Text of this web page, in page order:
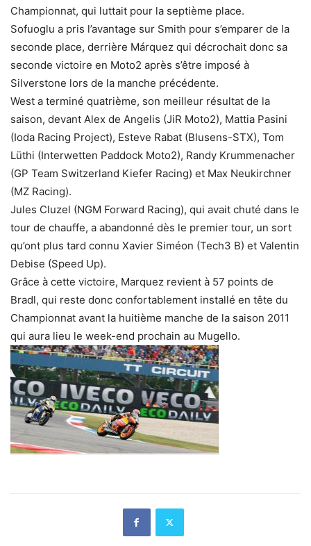
Championnat, qui luttait pour la septième place.
Sofuoglu a pris l’avantage sur Smith pour s’emparer de la
seconde place, derrière Márquez qui décrochait donc sa
seconde victoire en Moto2 après s’être imposé à
Silverstone lors de la manche précédente.
West a terminé quatrième, son meilleur résultat de la
saison, devant Alex de Angelis (JiR Moto2), Mattia Pasini
(Ioda Racing Project), Esteve Rabat (Blusens-STX), Tom
Lüthi (Interwetten Paddock Moto2), Randy Krummenacher
(GP Team Switzerland Kiefer Racing) et Max Neukirchner
(MZ Racing).
Jules Cluzel (NGM Forward Racing), qui avait chuté dans le
tour de chauffe, a abandonné dès le premier tour, un sort
qu’ont plus tard connu Xavier Siméon (Tech3 B) et Valentin
Debise (Speed Up).
Grâce à cette victoire, Marquez revient à 57 points de
Bradl, qui reste donc confortablement installé en tête du
Championnat avant la huitième manche de la saison 2011
qui aura lieu le week-end prochain au Mugello.